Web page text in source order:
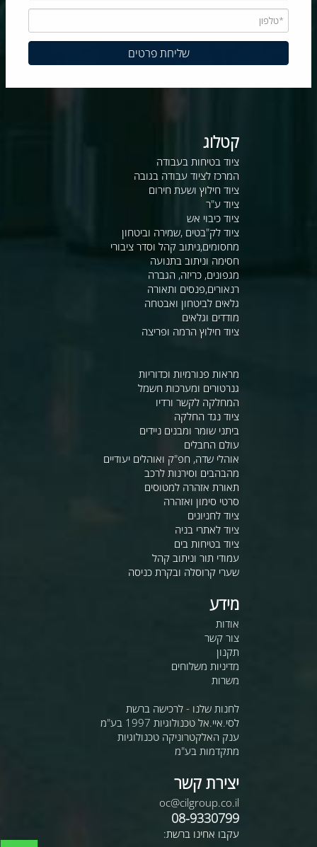
קטלוג
ציוד בטיחות בעבודה
המרכז לציוד עבודה בגובה
ציוד חילוץ ושעת חירום
ציוד ע"ר
ציוד כיבוי אש
ציוד לק"בטים ,שמירה וביטחון
מחסומים,ניתוב קהל וסדר ציבורי
חסימה וניתוב בתנועה
מגפונים, כריזה, הגברה
רנאורים,פנסים ותאורה
גלאים לביטחון ואבטחה
מודדים וגלאים
ציוד חילוץ הרמה ופריצה
מראות פנורמיות וכדוריות
גנרטורים ומערכות חשמל
המחלקה לקשר ורדיו
ציוד נגד החלקה
ביתני שומר ומבנים ניידים
עולם החבלים
אוהלי שדה, חפ"ק ואוהלים יעודיים
מהבהבים וסירנות לרכב
תאורת אזהרה למטוסים
סרטי סימון ואזהרה
ציוד לחניונים
ציוד לאתרי בניה
ציוד בטיחות בים
עמודי תור וניתוב קהל
שערי קרוסלה ובקרת כניסה
מידע
אודות
צור קשר
תקנון
מדיניות משלוחים
משרות
לחנות שלנו - לרכישה ברשת
לסי.איי.אל טכנולוגיות 1997 בע"מ
ענק האלקטרוניקה טכנולוגיות
מתקדמות בע"מ
יצירת קשר
oc@cilgroup.co.il
08-9330799
עקבו אחינו ברשת: